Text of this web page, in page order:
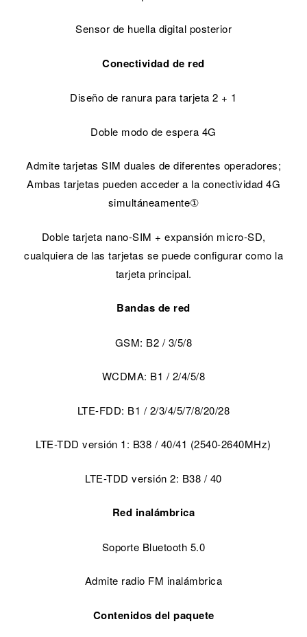
Sensor de huella digital posterior
Conectividad de red
Diseño de ranura para tarjeta 2 + 1
Doble modo de espera 4G
Admite tarjetas SIM duales de diferentes operadores;
Ambas tarjetas pueden acceder a la conectividad 4G
simultáneamente①
Doble tarjeta nano-SIM + expansión micro-SD,
cualquiera de las tarjetas se puede configurar como la
tarjeta principal.
Bandas de red
GSM: B2 / 3/5/8
WCDMA: B1 / 2/4/5/8
LTE-FDD: B1 / 2/3/4/5/7/8/20/28
LTE-TDD versión 1: B38 / 40/41 (2540-2640MHz)
LTE-TDD versión 2: B38 / 40
Red inalámbrica
Soporte Bluetooth 5.0
Admite radio FM inalámbrica
Contenidos del paquete